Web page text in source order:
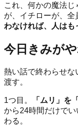
これ、何かの魔法
が、イチローが、全
わなければ、人はも
今日きみが
熱い話で終わらせな
渡す。
1つ目。 「ムリ」を
から24時間だけで
わる。